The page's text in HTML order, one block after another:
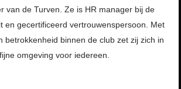
van de Turven. Ze is HR manager bij de
en gecertificeerd vertrouwenspersoon. Met
betrokkenheid binnen de club zet zij zich in
omgeving voor iedereen.